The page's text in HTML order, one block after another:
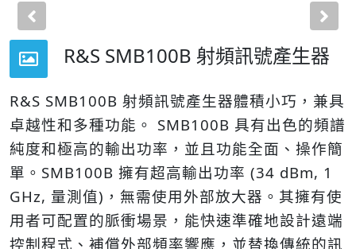
Previous
R&S SMB100B 射頻訊號產生器
R&S SMB100B 射頻訊號產生器體積小巧，兼具
卓越性和多種功能。 SMB100B 具有出色的頻譜
純度和極高的輸出功率，並且功能全面、操作簡
單。 SMB100B 擁有超高輸出功率 (34 dBm, 1
GHz, 量測值)，無需使用外部放大器。其擁有使
用者可配置的脈衝場景，能快速準確地設計遠端
控制程式、補償外部頻率響應，並替換傳統的訊